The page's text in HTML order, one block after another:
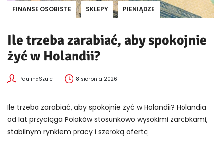
FINANSE OSOBISTE SKLEPY PIENIĄDZE
Ile trzeba zarabiać, aby spokojnie
żyć w Holandii?
PaulinaSzulc 8 sierpnia 2026
Ile trzeba zarabiać, aby spokojnie żyć w Holandii? Holandia
od lat przyciąga Polaków stosunkowo wysokimi zarobkami,
stabilnym rynkiem pracy i szeroką ofertą